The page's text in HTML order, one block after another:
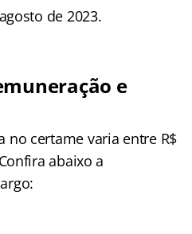
de 2023.
e
no certame varia entre R$
abaixo a